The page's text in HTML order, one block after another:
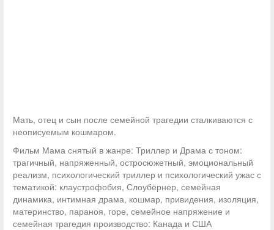
Мать, отец и сын после семейной трагедии сталкиваются с
неописуемым кошмаром.
Фильм Мама снятый в жанре: Триллер и Драма с тоном:
трагичный, напряженный, остросюжетный, эмоциональный
реализм, психологический триллер и психологический ужас с
тематикой: клаустрофобия, Слоубёрнер, семейная
динамика, интимная драма, кошмар, привидения, изоляция,
материнство, параноя, горе, семейное напряжение и
семейная трагедия производство: Канада и США